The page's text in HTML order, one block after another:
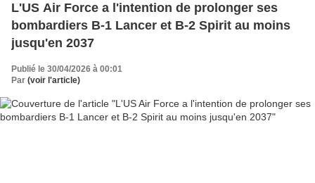
L'US Air Force a l'intention de prolonger ses
bombardiers B-1 Lancer et B-2 Spirit au moins
jusqu'en 2037
Publié le 30/04/2026 à 00:01
Par (voir l'article)